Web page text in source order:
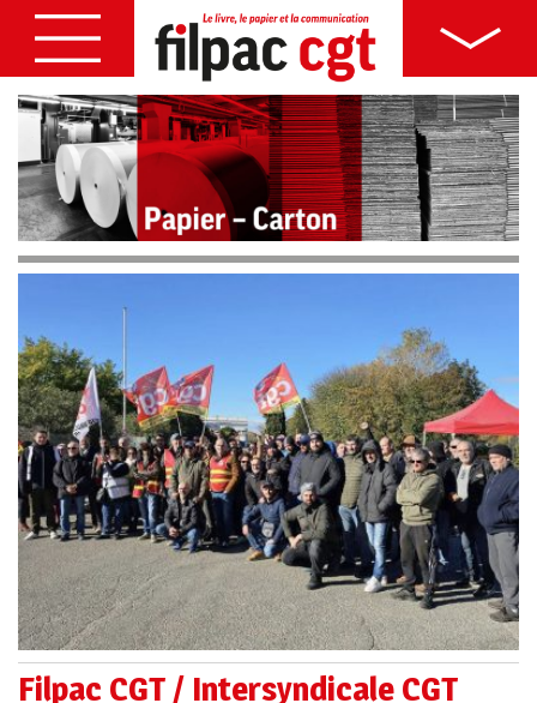
Filpac CGT / Intersyndicale CGT